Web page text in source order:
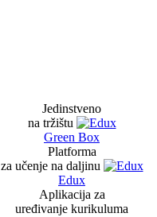
Jedinstveno
na tržištu
Green Box
Platforma
za učenje na daljinu
Edux
Aplikacija za
uređivanje kurikuluma